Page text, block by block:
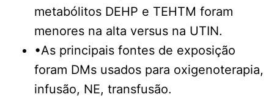
metabólitos DEHP e TEHTM foram
menores na alta versus na UTIN.
•As principais fontes de exposição
foram DMs usados para oxigenoterapia,
infusão, NE, transfusão.